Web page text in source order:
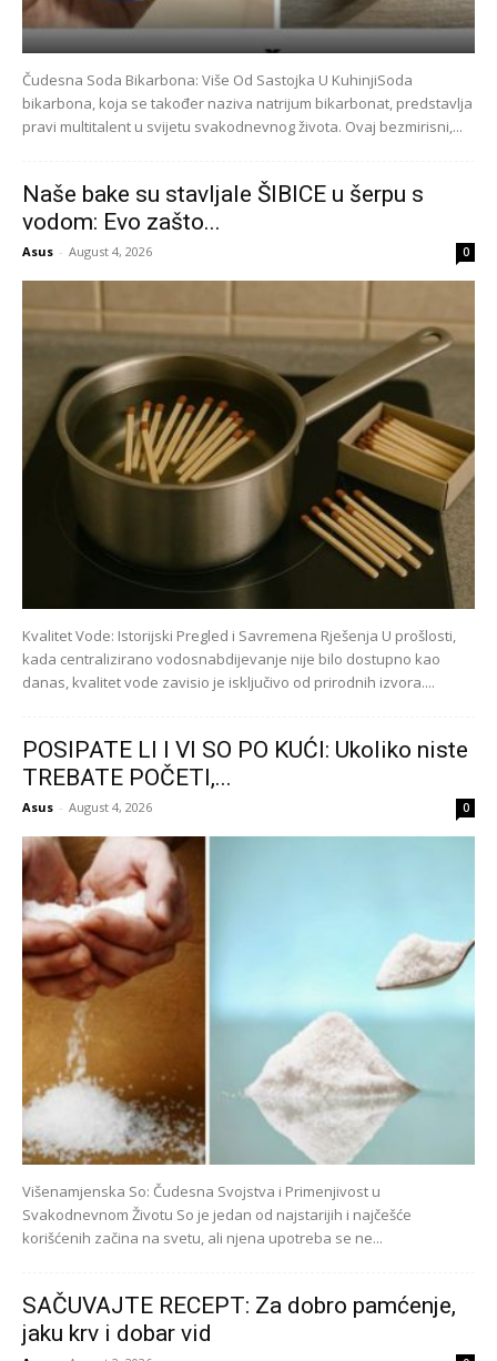
Čudesna Soda Bikarbona: Više Od Sastojka U KuhinjiSoda
bikarbona, koja se također naziva natrijum bikarbonat, predstavlja
pravi multitalent u svijetu svakodnevnog života. Ovaj bezmirisni,...
Naše bake su stavljale ŠIBICE u šerpu s
vodom: Evo zašto...
Asus - August 4, 2026 0
Kvalitet Vode: Istorijski Pregled i Savremena Rješenja U prošlosti,
kada centralizirano vodosnabdijevanje nije bilo dostupno kao
danas, kvalitet vode zavisio je isključivo od prirodnih izvora....
POSIPATE LI I VI SO PO KUĆI: Ukoliko niste
TREBATE POČETI,...
Asus - August 4, 2026 0
Višenamjenska So: Čudesna Svojstva i Primenjivost u
Svakodnevnom Životu So je jedan od najstarijih i najčešće
korišćenih začina na svetu, ali njena upotreba se ne...
SAČUVAJTE RECEPT: Za dobro pamćenje,
jaku krv i dobar vid